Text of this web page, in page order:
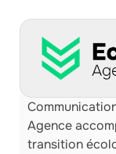
Agence
transition